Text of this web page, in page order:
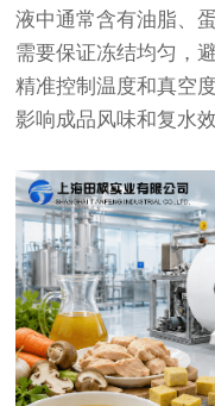
液中通常含有油脂、
需要保证冻结均匀，
精准控制温度和真空
影响成品风味和复水效